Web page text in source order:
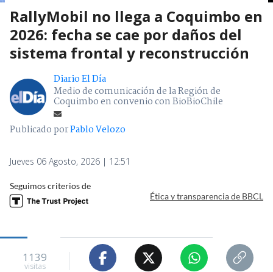
RallyMobil no llega a Coquimbo en
2026: fecha se cae por daños del
sistema frontal y reconstrucción
Diario El Día
Medio de comunicación de la Región de
Coquimbo en convenio con BioBioChile
Publicado porPablo Velozo
Jueves 06 Agosto, 2026 | 12:51
Seguimos criterios de
Ética y transparencia de BBCL
1139
visitas